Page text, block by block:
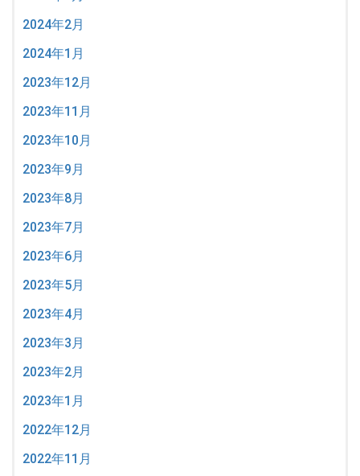
2024年2月
2024年1月
2023年12月
2023年11月
2023年10月
2023年9月
2023年8月
2023年7月
2023年6月
2023年5月
2023年4月
2023年3月
2023年2月
2023年1月
2022年12月
2022年11月